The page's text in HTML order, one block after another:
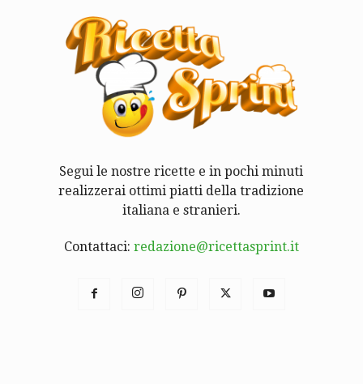
Segui le nostre ricette e in pochi minuti
realizzerai ottimi piatti della tradizione
italiana e stranieri.
Contattaci: redazione@ricettasprint.it